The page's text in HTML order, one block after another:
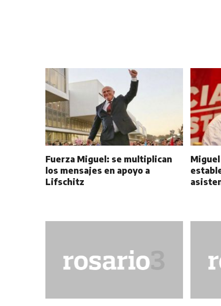
Fuerza Miguel: se multiplican
los mensajes en apoyo a
Lifschitz